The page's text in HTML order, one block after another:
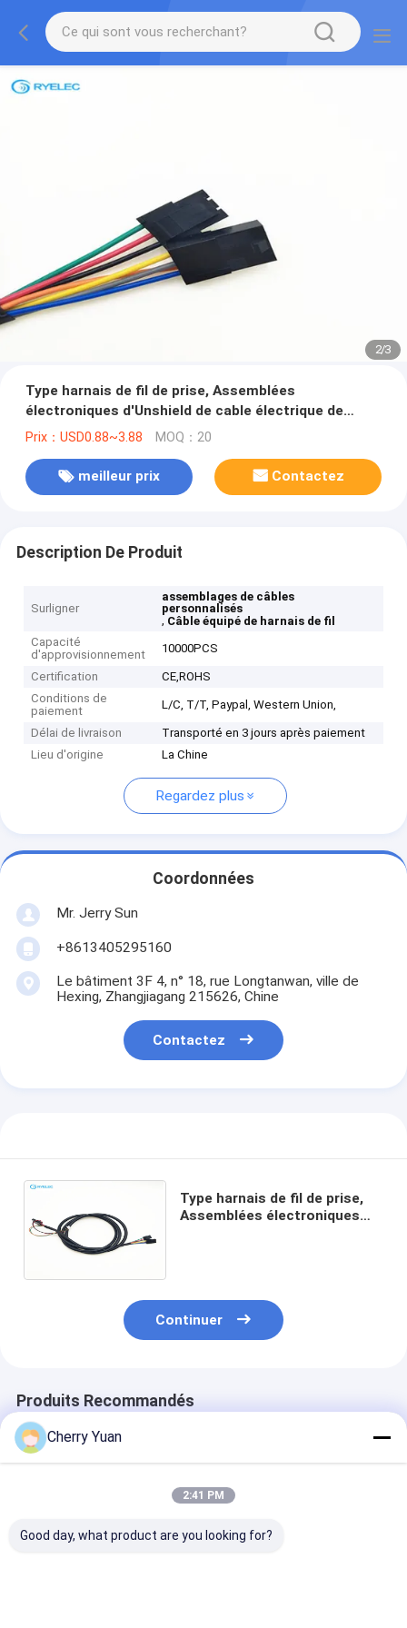
2/3
Type harnais de fil de prise, Assemblées
électroniques d'Unshield de cable électrique de
connecteur de Molex
Prix：USD0.88~3.88 MOQ：20
meilleur prix Contactez
Description De Produit
Surligner
assemblages de câbles
personnalisés
, Câble équipé de harnais de fil
Capacité
d'approvisionnement
10000PCS
Certification
CE,ROHS
Conditions de
paiement
L/C, T/T, Paypal, Western Union,
Délai de livraison
Transporté en 3 jours après paiement
Lieu d'origine
La Chine
Regardez plus
Coordonnées
Mr. Jerry Sun
+8613405295160
Le bâtiment 3F 4, n° 18, rue Longtanwan, ville de
Hexing, Zhangjiagang 215626, Chine
Contactez
Type harnais de fil de prise,
Assemblées électroniques
Continuer
Produits Recommandés
Cherry Yuan
2:41 PM
Good day, what product are you looking for?